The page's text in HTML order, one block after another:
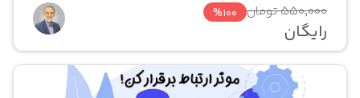
550,000 تومان %100
رایگان